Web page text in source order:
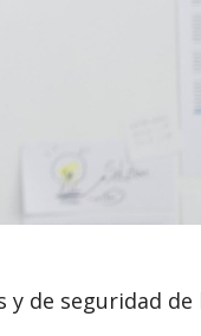
de seguridad